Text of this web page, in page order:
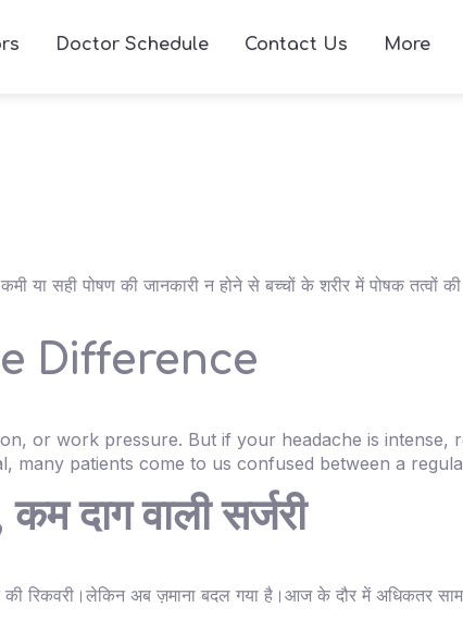
Doctor Schedule Contact Us More
या सही पोषण की जानकारी न होने से बच्चों के शरीर में पोषक
Difference
or work pressure. But if your headache is intense,
many patients come to us confused between a
दाग वाली सर्जरी
रिकवरी।लेकिन अब ज़माना बदल गया है।आज के दौर में अधिकतर